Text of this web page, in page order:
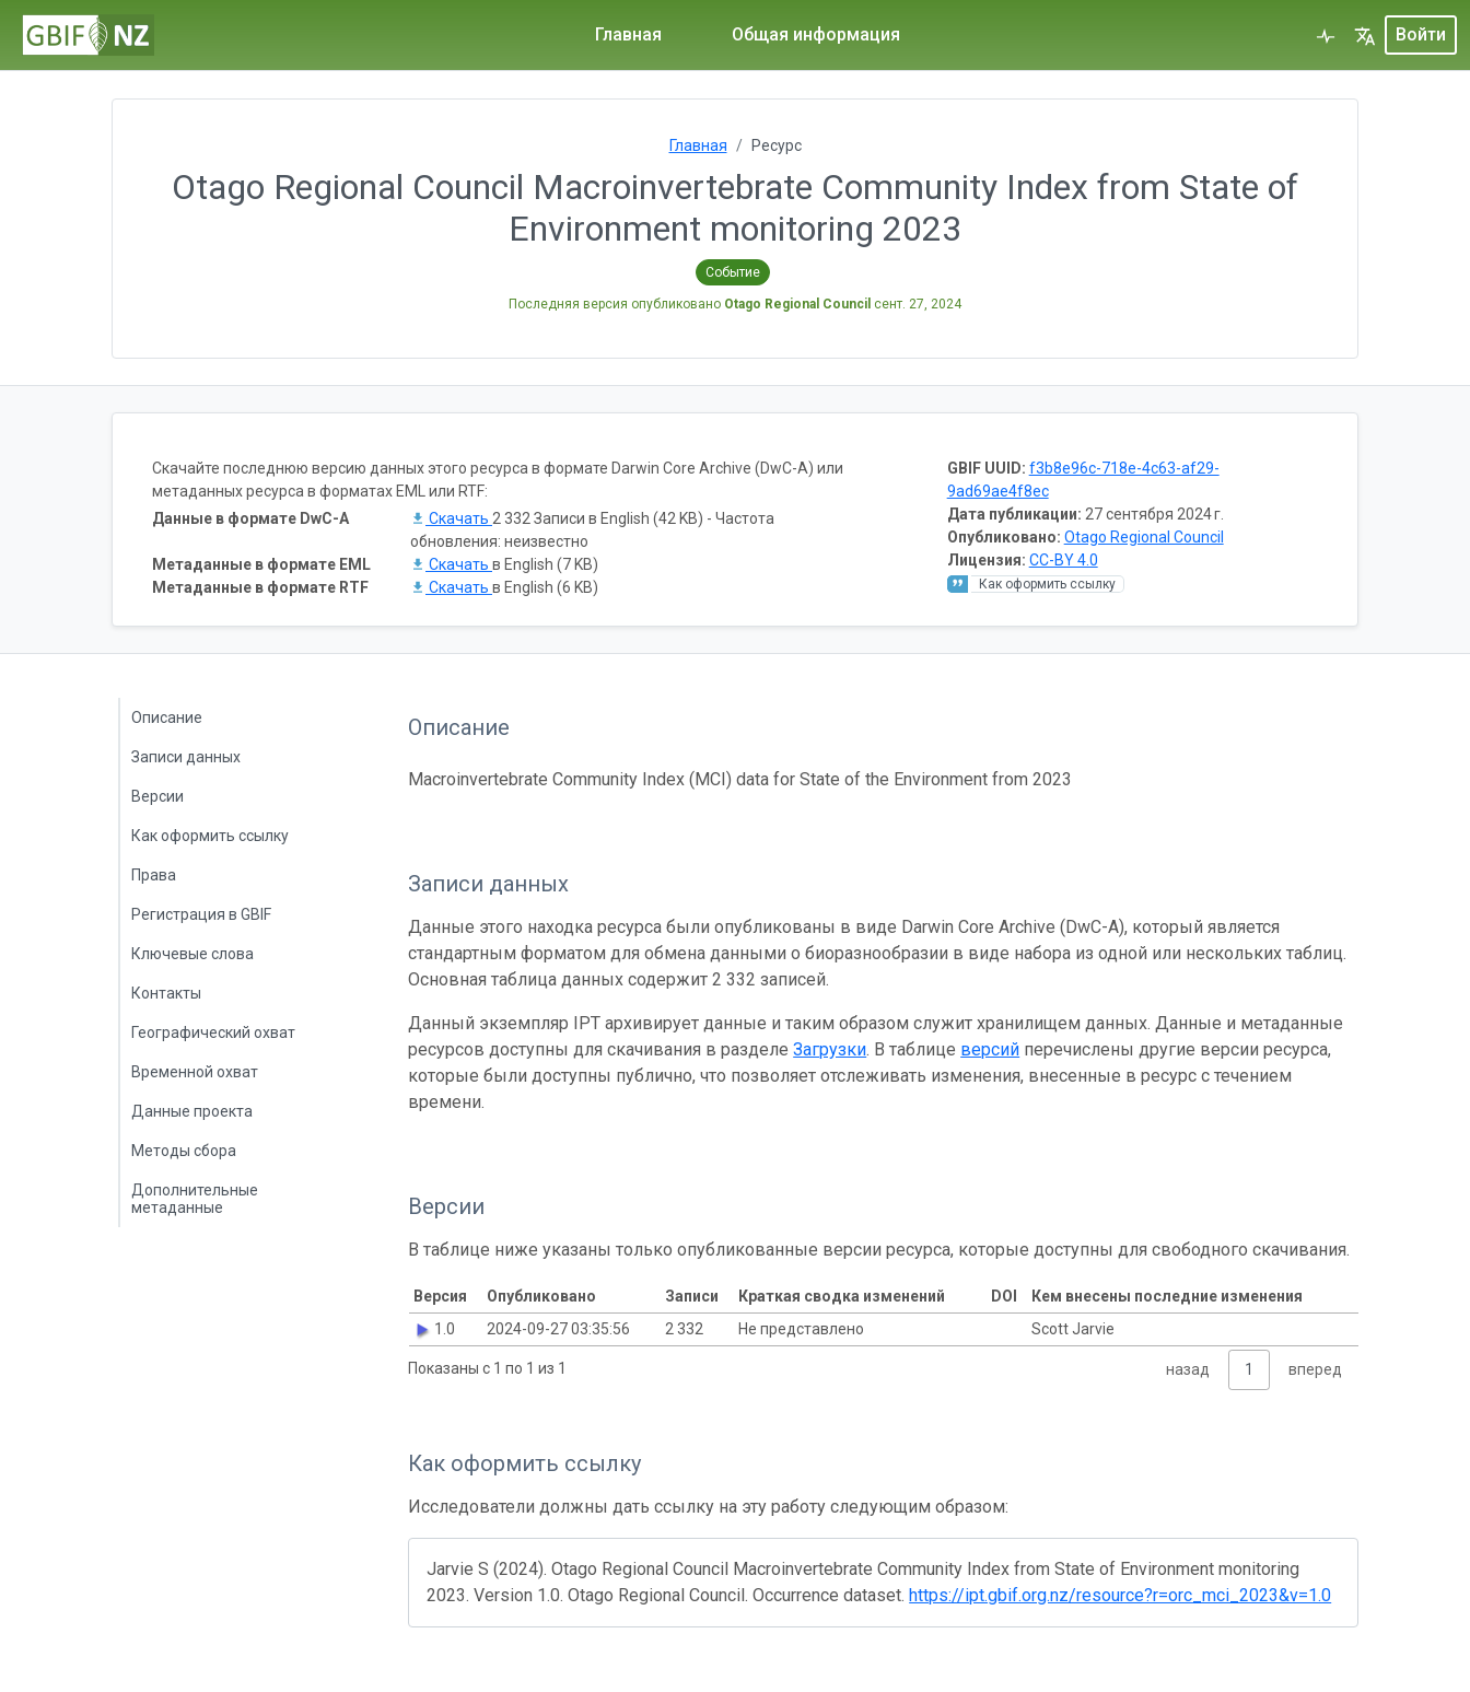
Главная Общая информация Войти
Главная Ресурс
Otago Regional Council Macroinvertebrate Community Index from State of
Environment monitoring 2023
Событие
Последняя версия опубликовано Otago Regional Council сент. 27, 2024
GBIF UUID: f3b8e96c-718e-4c63-af29-
9ad69ae4f8ec
Дата публикации: 27 сентября 2024 г.
Опубликовано: Otago Regional Council
Лицензия: CC-BY 4.0
Как оформить ссылку
Скачайте последнюю версию данных этого ресурса в формате Darwin Core Archive (DwC-A) или
метаданных ресурса в форматах EML или RTF:
Данные в формате DwC-A
Скачать 2 332 Записи в English (42 KB) - Частота
обновления: неизвестно
Метаданные в формате EML
Скачать в English (7 KB)
Метаданные в формате RTF
Скачать в English (6 KB)
Описание
Записи данных
Версии
Как оформить ссылку
Права
Регистрация в GBIF
Ключевые слова
Контакты
Географический охват
Временной охват
Данные проекта
Методы сбора
Дополнительные
метаданные
Описание
Macroinvertebrate Community Index (MCI) data for State of the Environment from 2023
Записи данных
Данные этого находка ресурса были опубликованы в виде Darwin Core Archive (DwC-A), который является
стандартным форматом для обмена данными о биоразнообразии в виде набора из одной или нескольких таблиц.
Основная таблица данных содержит 2 332 записей.
Данный экземпляр IPT архивирует данные и таким образом служит хранилищем данных. Данные и метаданные
ресурсов доступны для скачивания в разделеЗагрузки. В таблице версий перечислены другие версии ресурса,
которые были доступны публично, что позволяет отслеживать изменения, внесенные в ресурс с течением
времени.
Версии
В таблице ниже указаны только опубликованные версии ресурса, которые доступны для свободного скачивания.
Версия Опубликовано Записи Краткая сводка изменений DOI
Кем внесены последние изменения
1.0
2024-09-27 03:35:56 2 332 Не представлено Scott Jarvie
Показаны с 1 по 1 из 1 назад 1 вперед
Как оформить ссылку
Исследователи должны дать ссылку на эту работу следующим образом:
Jarvie S (2024). Otago Regional Council Macroinvertebrate Community Index from State of Environment monitoring
2023. Version 1.0. Otago Regional Council. Occurrence dataset. https://ipt.gbif.org.nz/resource?r=orc_mci_2023&v=1.0